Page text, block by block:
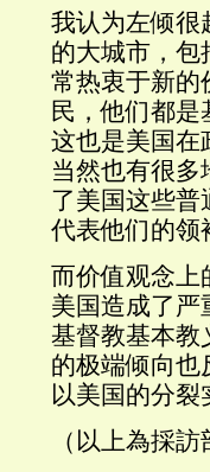
我认为左倾很
的大城市，包
常热衷于新的
民，他们都是
这也是美国在
当然也有很
了美国这些普
代表他们的领
而价值观念上
美国造成了严
基督教基本教
的极端倾向也
以美国的分裂
（以上為採訪